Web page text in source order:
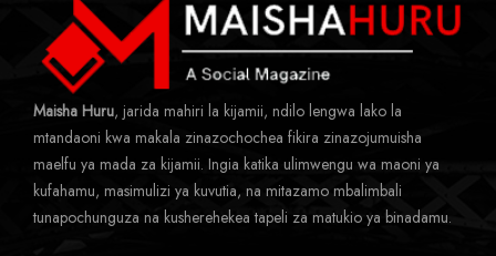
Maisha Huru, jarida mahiri la kijamii, ndilo lengwa lako la
mtandaoni kwa makala zinazochochea fikira zinazojumuisha
maelfu ya mada za kijamii. Ingia katika ulimwengu wa maoni ya
kufahamu, masimulizi ya kuvutia, na mitazamo mbalimbali
tunapochunguza na kusherehekea tapeli za matukio ya binadamu.